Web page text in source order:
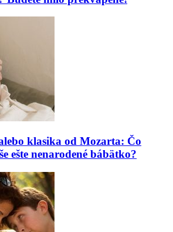
klasika od Mozarta: Čo
ešte nenarodené bábätko?